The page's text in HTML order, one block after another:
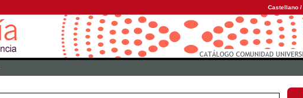
Castellano /